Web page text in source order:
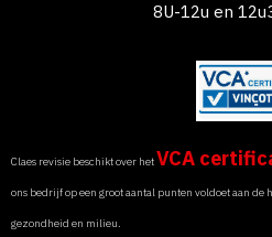
8U-12u en
Claes revisie beschikt over hetVCA
ons bedrijf op een groot aantal punten voldoet aan
gezondheid en milieu.